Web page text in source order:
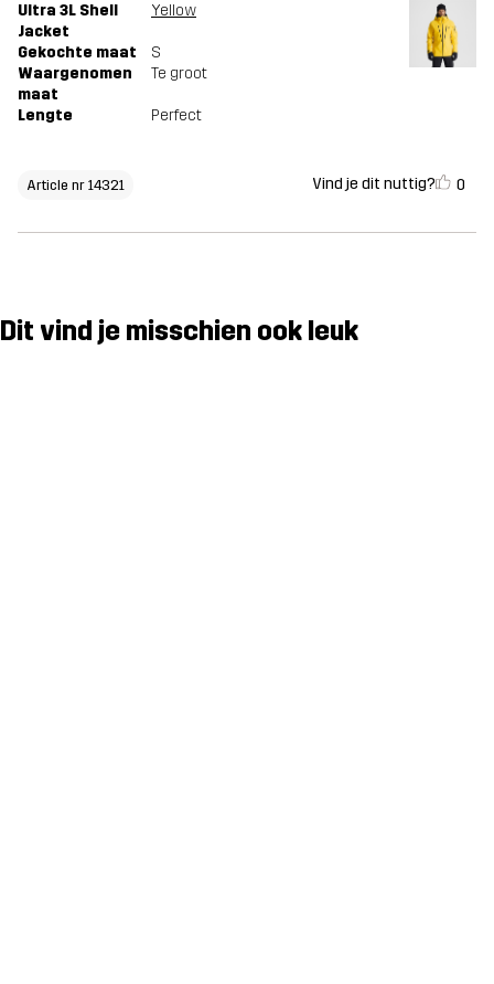
Ultra 3L Shell
Jacket
Yellow
Gekochte maat
S
Waargenomen
maat
Te groot
Lengte Perfect
Article nr 14321 Vind je dit nuttig? 0
Dit vind je misschien ook leuk